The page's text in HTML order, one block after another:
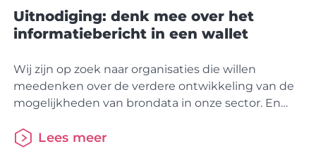
Uitnodiging: denk mee over het
informatiebericht in een wallet
Wij zijn op zoek naar organisaties die willen
meedenken over de verdere ontwikkeling van de
mogelijkheden van brondata in onze sector. En
het interessant vinden het Informatiebericht te
Lees meer